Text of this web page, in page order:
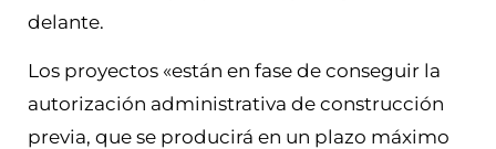
delante.
Los proyectos «están en fase de conseguir la
autorización administrativa de construcción
previa, que se producirá en un plazo máximo